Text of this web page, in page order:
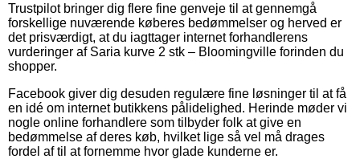
Trustpilot bringer dig flere fine genveje til at gennemgå
forskellige nuværende køberes bedømmelser og herved er
det prisværdigt, at du iagttager internet forhandlerens
vurderinger af Saria kurve 2 stk – Bloomingville forinden du
shopper.
Facebook giver dig desuden regulære fine løsninger til at få
en idé om internet butikkens pålidelighed. Herinde møder vi
nogle online forhandlere som tilbyder folk at give en
bedømmelse af deres køb, hvilket lige så vel må drages
fordel af til at fornemme hvor glade kunderne er.